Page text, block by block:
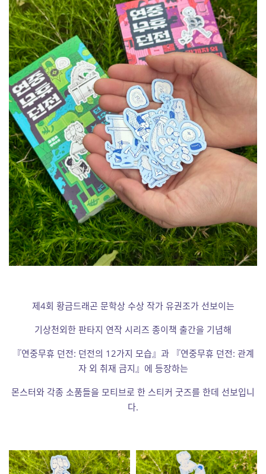
제4회 황금드래곤 문학상 수상 작가 유권조가 선보이는
기상천외한 판타지 연작 시리즈 종이책 출간을 기념해
『연중무휴 던전: 던전의 12가지 모습』과 『연중무휴 던전: 관계
자 외 취재 금지』에 등장하는
몬스터와 각종 소품들을 모티브로 한 스티커 굿즈를 한데 선보입니
다.